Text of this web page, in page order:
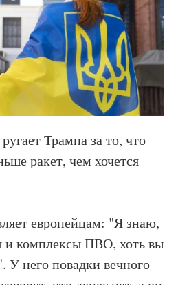
Трампа за то, что
ракет, чем хочется
европейцам: "Я знаю,
и комплексы ПВО, хоть вы
У него повадки вечного